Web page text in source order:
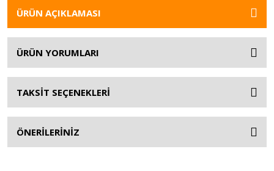
ÜRÜN AÇIKLAMASI
ÜRÜN YORUMLARI
TAKSİT SEÇENEKLERİ
ÖNERİLERİNİZ